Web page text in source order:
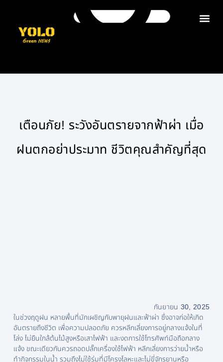
เตือนภัย! ระวังอันตรายจากฟ้าผ่า เมื่อ
ฝนตกอย่าประมาท ชีวิตคุณสำคัญที่สุด
กันยายน 30, 2025
ในช่วงฤดูฝน หลายพื้นที่มักเผชิญกับพายุฝนและฟ้าผ่า ซึ่งอาจก่อให้เกิด
อันตรายถึงชีวิต เพื่อความปลอดภัย ควรหลีกเลี่ยงการอยู่กลางแจ้งในที่
โล่ง ไม่ยืนใกล้ต้นไม้สูงหรือเสาไฟฟ้า และงดการใช้โทรศัพท์มือถือกลาง
แจ้ง ขณะเดียวกันควรถอดปลั๊กเครื่องใช้ไฟฟ้า หลีกเลี่ยงการว่ายน้ำหรือ
ทำกิจกรรมในน้ำ รวมถึงไม่ใช้ร่มที่มีโครงโลหะและไม่ขี่จักรยานหรือ